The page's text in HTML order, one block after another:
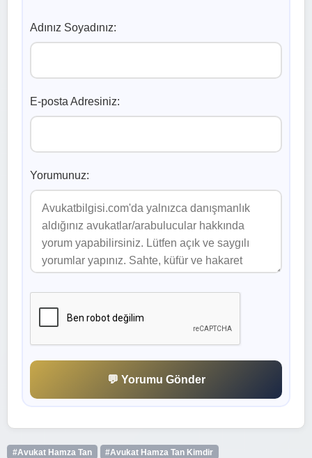
Adınız Soyadınız:
E-posta Adresiniz:
Yorumunuz:
💬 Yorumu Gönder
#Avukat Hamza Tan
#Avukat Hamza Tan Kimdir